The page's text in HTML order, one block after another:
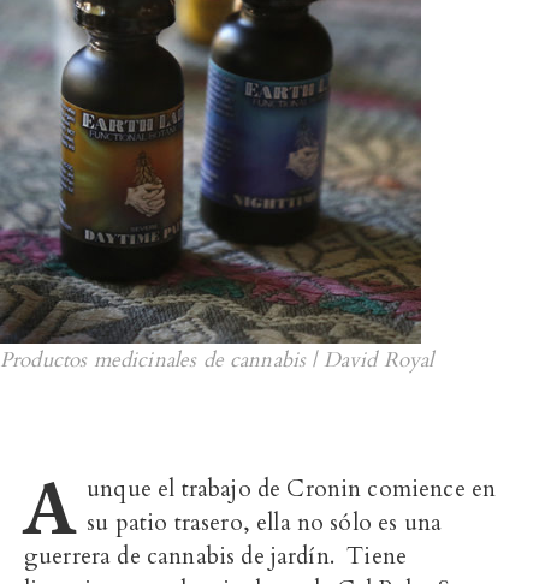
Productos medicinales de cannabis | David Royal
A unque el trabajo de Cronin comience en
su patio trasero, ella no sólo es una
guerrera de cannabis de jardín. Tiene